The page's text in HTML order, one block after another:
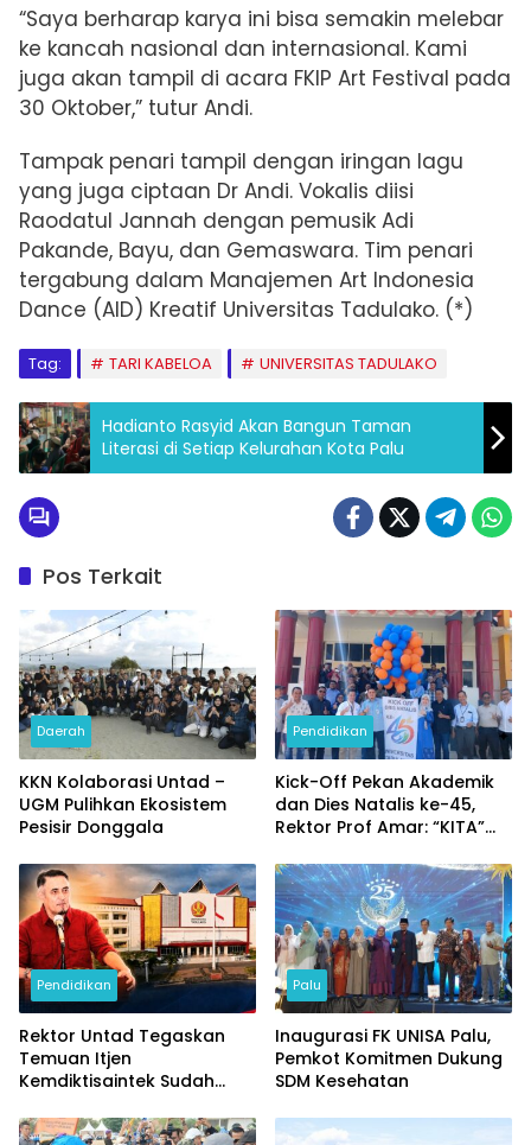
“Saya berharap karya ini bisa semakin melebar
ke kancah nasional dan internasional. Kami
juga akan tampil di acara FKIP Art Festival pada
30 Oktober,” tutur Andi.
Tampak penari tampil dengan iringan lagu
yang juga ciptaan Dr Andi. Vokalis diisi
Raodatul Jannah dengan pemusik Adi
Pakande, Bayu, dan Gemaswara. Tim penari
tergabung dalam Manajemen Art Indonesia
Dance (AID) Kreatif Universitas Tadulako. (*)
Tag: TARI KABELOA UNIVERSITAS TADULAKO
Hadianto Rasyid Akan Bangun Taman
Literasi di Setiap Kelurahan Kota Palu
Pos Terkait
Daerah
KKN Kolaborasi Untad –
UGM Pulihkan Ekosistem
Pesisir Donggala
Pendidikan
Kick-Off Pekan Akademik
dan Dies Natalis ke-45,
Rektor Prof Amar: “KITA”
Pendidikan
Rektor Untad Tegaskan
Temuan Itjen
Kemdiktisaintek Sudah
Palu
Inaugurasi FK UNISA Palu,
Pemkot Komitmen Dukung
SDM Kesehatan